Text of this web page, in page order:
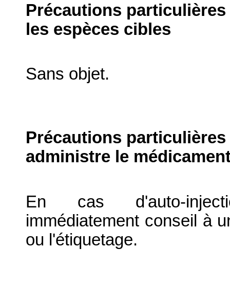
Précautions
les espèces cibles
Sans objet.
Précautions
administre le
En cas d'auto-
immédiatement conseil à
ou l'étiquetage.